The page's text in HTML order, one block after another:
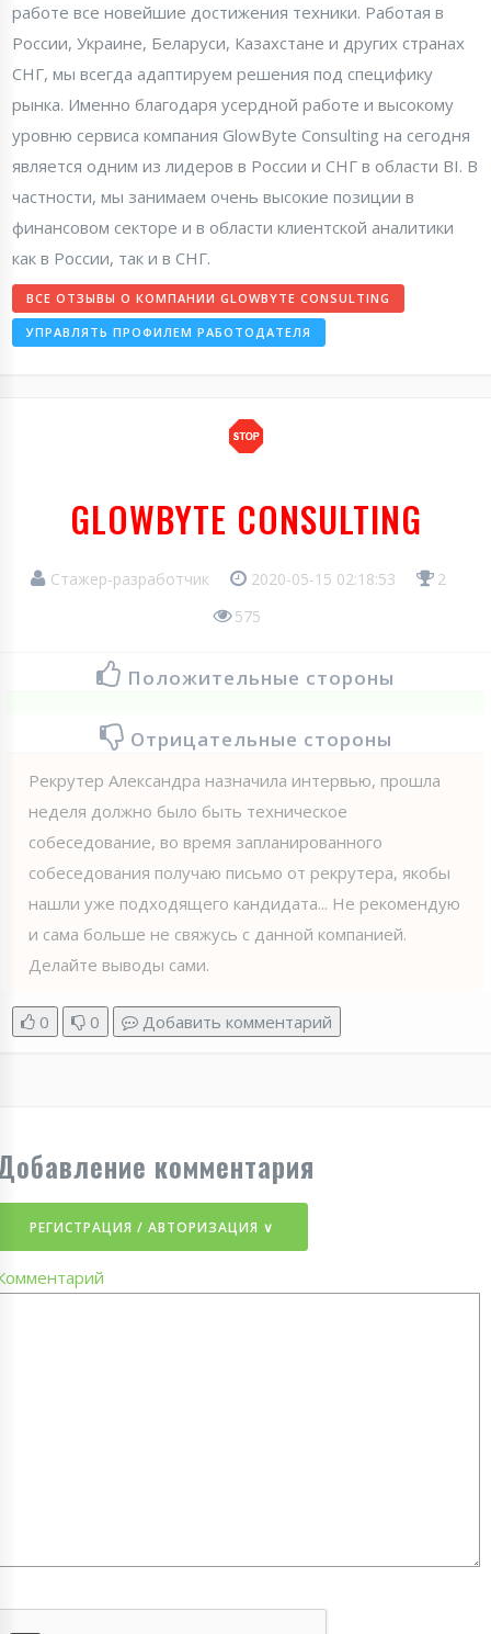
работе все новейшие достижения техники. Работая в
России, Украине, Беларуси, Казахстане и других странах
СНГ, мы всегда адаптируем решения под специфику
рынка. Именно благодаря усердной работе и высокому
уровню сервиса компания GlowByte Consulting на сегодня
является одним из лидеров в России и СНГ в области BI. В
частности, мы занимаем очень высокие позиции в
финансовом секторе и в области клиентской аналитики
как в России, так и в СНГ.
ВСЕ ОТЗЫВЫ О КОМПАНИИ GLOWBYTE CONSULTING
УПРАВЛЯТЬ ПРОФИЛЕМ РАБОТОДАТЕЛЯ
GLOWBYTE CONSULTING
Стажер-разработчик 2020-05-15 02:18:53
2
575
Положительные стороны
Отрицательные стороны
Рекрутер Александра назначила интервью, прошла
неделя должно было быть техническое
собеседование, во время запланированного
собеседования получаю письмо от рекрутера, якобы
нашли уже подходящего кандидата... Не рекомендую
и сама больше не свяжусь с данной компанией.
Делайте выводы сами.
0 0 Добавить комментарий
комментария
РЕГИСТРАЦИЯ / АВТОРИЗАЦИЯ ∨